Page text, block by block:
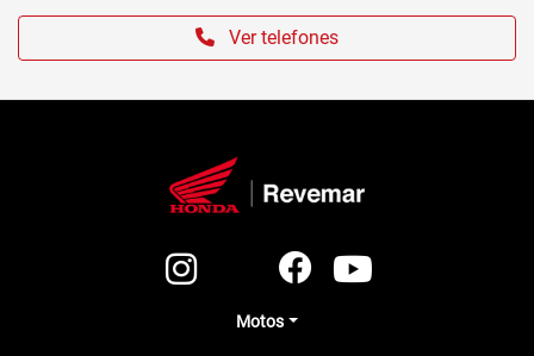
Ver telefones
Motos